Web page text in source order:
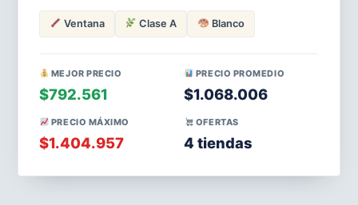
Ventana Clase A Blanco
MEJOR PRECIO
$792.561
PRECIO PROMEDIO
$1.068.006
PRECIO MÁXIMO
$1.404.957
OFERTAS
4 tiendas